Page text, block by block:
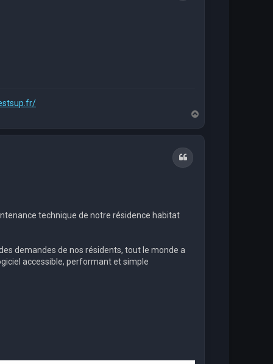
a
Citation
technique de notre résidence habitat
demandes de nos résidents, tout le monde a
accessible, performant et simple